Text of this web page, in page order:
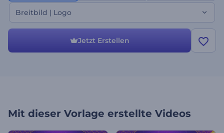
Ramadan-Grußvideo zu erhalten. Mit ihren leuchtenden Farben
und ihrem thematischen Look wird diese festliche Videovorlage die
Feiertage Ihrer Lieben zu etwas Besonderem machen. Geeignet für
Feierlichkeiten und vieles mehr. Probieren Sie es jetzt aus!
Breitbild | Logo
Jetzt Erstellen
Mit dieser Vorlage erstellte Videos